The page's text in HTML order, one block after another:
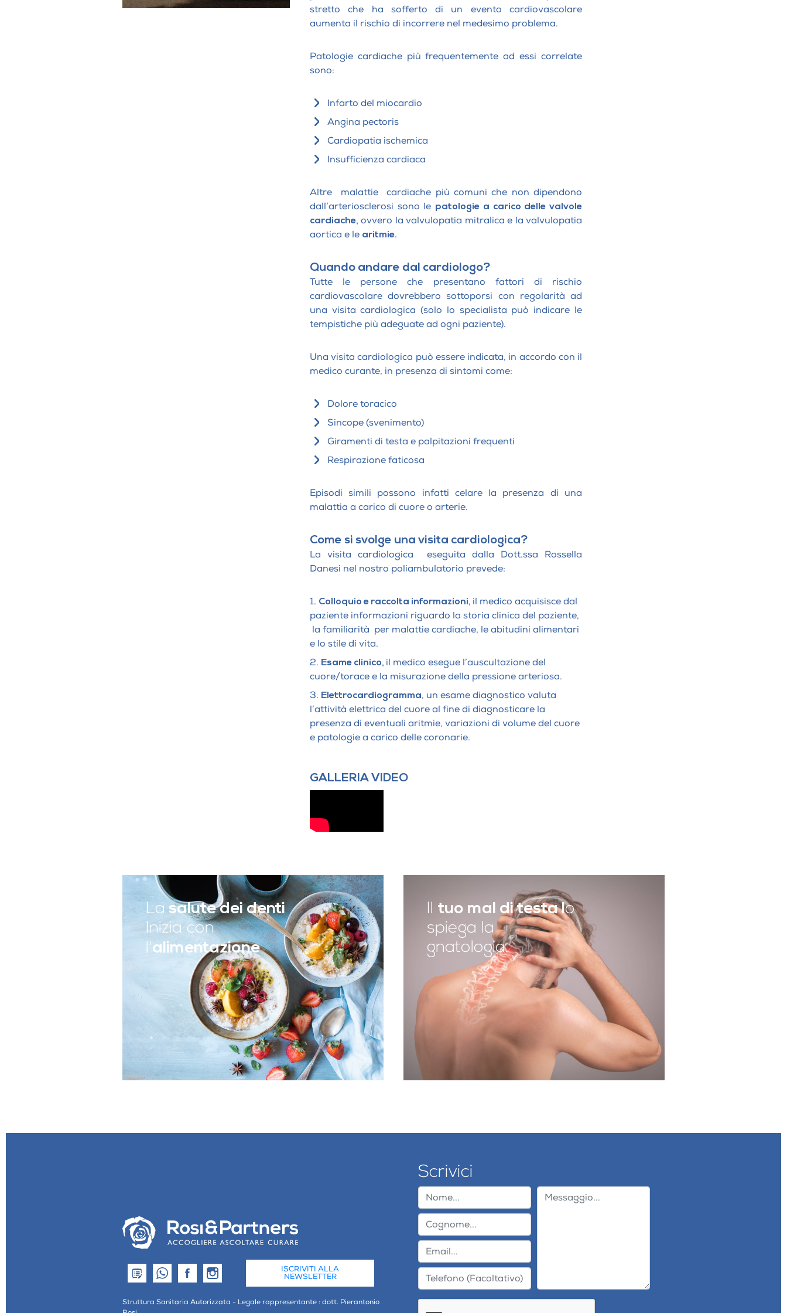
stretto che ha sofferto di un evento cardiovascolare
aumenta il rischio di incorrere nel medesimo problema.
Patologie cardiache più frequentemente ad essi correlate
sono:
Infarto del miocardio
Angina pectoris
Cardiopatia ischemica
Insufficienza cardiaca
Altre malattie cardiache più comuni che non dipendono
dall’arteriosclerosi sono le patologie a carico delle valvole
cardiache, ovvero la valvulopatia mitralica e la valvulopatia
aortica e le aritmie.
Quando andare dal cardiologo?
Tutte le persone che presentano fattori di rischio
cardiovascolare dovrebbero sottoporsi con regolarità ad
una visita cardiologica (solo lo specialista può indicare le
tempistiche più adeguate ad ogni paziente).
Una visita cardiologica può essere indicata, in accordo con il
medico curante, in presenza di sintomi come:
Dolore toracico
Sincope (svenimento)
Giramenti di testa e palpitazioni frequenti
Respirazione faticosa
Episodi simili possono infatti celare la presenza di una
malattia a carico di cuore o arterie.
Come si svolge una visita cardiologica?
La visita cardiologica eseguita dalla Dott.ssa Rossella
Danesi nel nostro poliambulatorio prevede:
Colloquio e raccolta informazioni, il medico acquisisce dal
paziente informazioni riguardo la storia clinica del paziente,
la familiarità per malattie cardiache, le abitudini alimentari
e lo stile di vita.
Esame clinico, il medico esegue l’auscultazione del
cuore/torace e la misurazione della pressione arteriosa.
Elettrocardiogramma, un esame diagnostico valuta
l’attività elettrica del cuore al fine di diagnosticare la
presenza di eventuali aritmie, variazioni di volume del cuore
e patologie a carico delle coronarie.
GALLERIA VIDEO
La salute dei denti
Inizia con
l'alimentazione
Il tuo mal di testa lo
spiega la
gnatologia.
ISCRIVITI ALLA
NEWSLETTER
Struttura Sanitaria Autorizzata - Legale rappresentante : dott. Pierantonio
Scrivici